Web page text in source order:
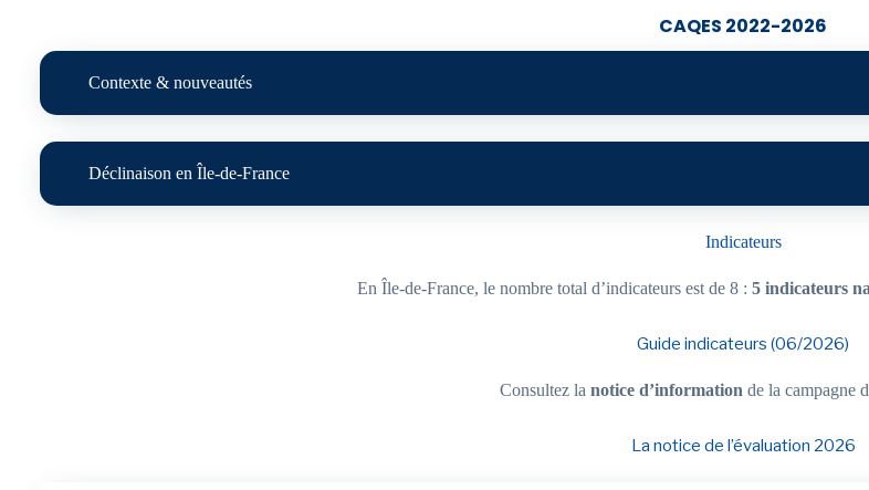
CAQES 2022-2026
Contexte & nouveautés
Déclinaison en Île-de-France
Indicateurs
En Île-de-France, le nombre total d’indicateurs est de 8 : 5 indicateurs
Guide indicateurs (06/2026)
Consultez la notice d’information de la campagne
La notice de l’évaluation 2026